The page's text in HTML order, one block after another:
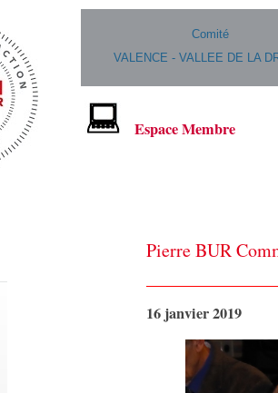
Comité
VALENCE - VALLEE DE LA
Espace Membre
Pierre BUR
16 janvier 2019